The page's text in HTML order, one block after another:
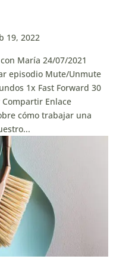
19, 2022
María 24/07/2021
episodio Mute/Unmute
1x Fast Forward 30
Enlace
cómo trabajar una